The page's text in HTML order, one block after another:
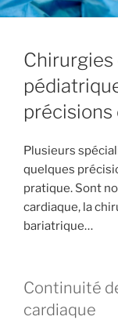
Chirurgies
Plusieurs
quelques
pratique. Sont
cardiaque, la
bariatrique…
Continuité
cardiaque